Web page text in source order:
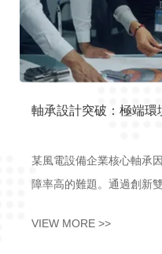
室內屏設計創新：
某企業需研發商場室內
節能特性。通過採用
至178°，同時能耗降低
VIEW MORE >>